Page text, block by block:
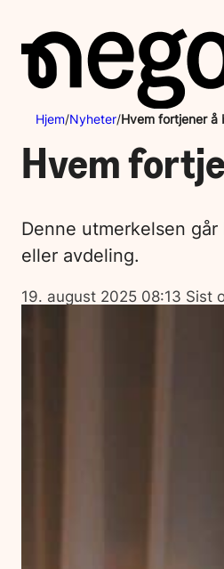
innhold
Hjem/Nyheter/Hvem fortjener å
Hvem
Denne utmerkelsen
eller avdeling.
Lagt
ut
19. august 2025 08:13 Sist